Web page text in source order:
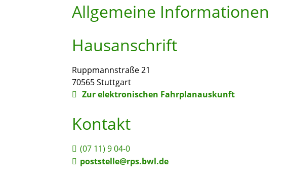
Allgemeine Informationen
Hausanschrift
Ruppmannstraße 21
70565Stuttgart
Zur elektronischen Fahrplanauskunft
Kontakt
(07 11) 9 04-0
poststelle@rps.bwl.de